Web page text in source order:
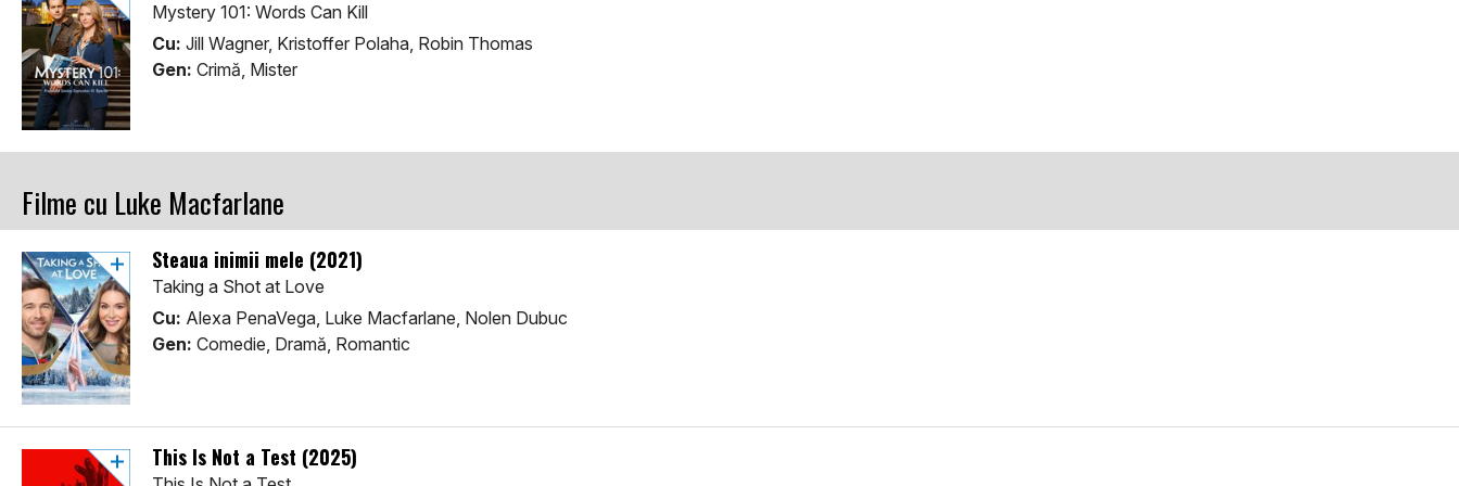
Mystery 101: Words Can Kill
Cu: Jill Wagner, Kristoffer Polaha, Robin Thomas
Gen: Crimă, Mister
Filme cu Luke Macfarlane
Steaua inimii mele (2021)
Taking a Shot at Love
Cu: Alexa PenaVega, Luke Macfarlane, Nolen Dubuc
Gen: Comedie, Dramă, Romantic
This Is Not a Test (2025)